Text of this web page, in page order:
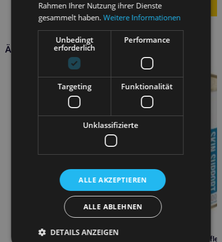
Ähnliche Produkte
4VETS Natürliche
Rahmen Ihrer Nutzung ihrer Dienste
gesammelt haben.Weitere Informationen
Unbedingt
erforderlich
Performance
Targeting Funktionalität
Unklassifizierte
ALLE AKZEPTIEREN
ALLE ABLEHNEN
DETAILS ANZEIGEN